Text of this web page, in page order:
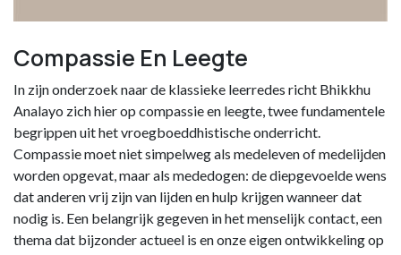
Compassie En Leegte
In zijn onderzoek naar de klassieke leerredes richt Bhikkhu
Analayo zich hier op compassie en leegte, twee fundamentele
begrippen uit het vroegboeddhistische onderricht.
Compassie moet niet simpelweg als medeleven of medelijden
worden opgevat, maar als mededogen: de diepgevoelde wens
dat anderen vrij zijn van lijden en hulp krijgen wanneer dat
nodig is. Een belangrijk gegeven in het menselijk contact, een
thema dat bijzonder actueel is en onze eigen ontwikkeling op